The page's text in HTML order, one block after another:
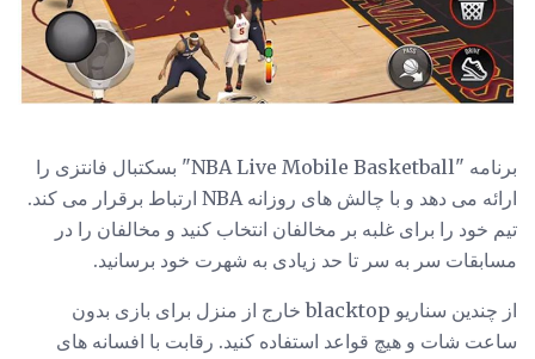
برنامه "NBA Live Mobile Basketball" بسکتبال فانتزی را
ارائه می دهد و با چالش های روزانه NBA ارتباط برقرار می کند.
تیم خود را برای غلبه بر مخالفان انتخاب کنید و مخالفان را در
مسابقات سر به سر تا حد زیادی به شهرت خود برسانید.
از چندین سناریو blacktop خارج از منزل برای بازی بدون
ساعت شات و هیچ قواعد استفاده کنید. رقابت با افسانه های